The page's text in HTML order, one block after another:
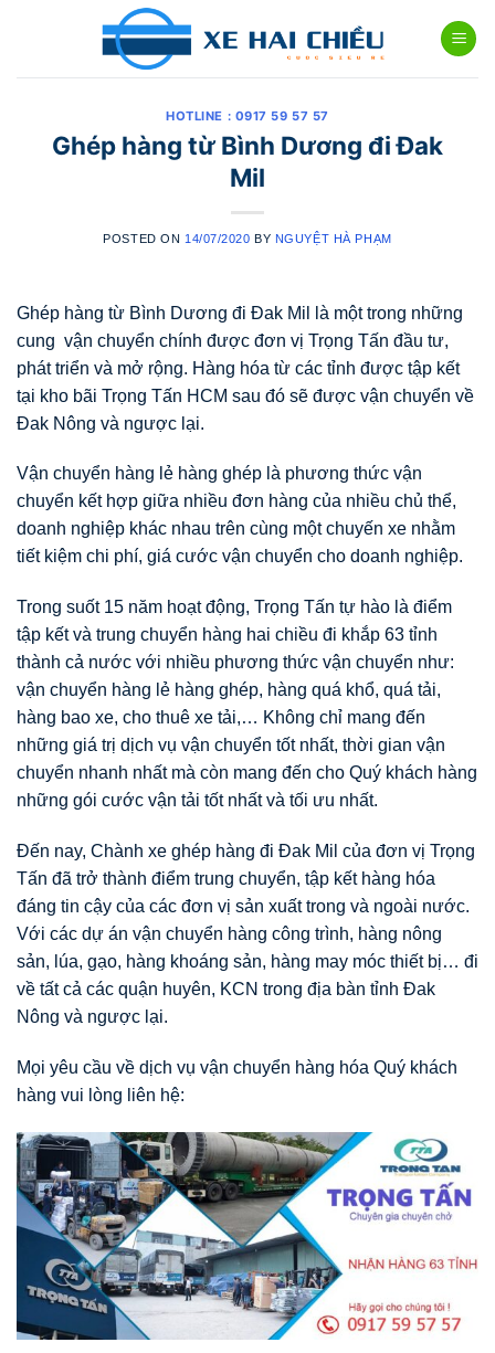
HOTLINE : 0917 59 57 57
Ghép hàng từ Bình Dương đi Đak
Mil
POSTED ON 14/07/2020 BY NGUYỆT HÀ PHẠM
Ghép hàng từ Bình Dương đi Đak Mil là một trong những
cung vận chuyển chính được đơn vị Trọng Tấn đầu tư,
phát triển và mở rộng. Hàng hóa từ các tỉnh được tập kết
tại kho bãi Trọng Tấn HCM sau đó sẽ được vận chuyển về
Đak Nông và ngược lại.
Vận chuyển hàng lẻ hàng ghép là phương thức vận
chuyển kết hợp giữa nhiều đơn hàng của nhiều chủ thể,
doanh nghiệp khác nhau trên cùng một chuyến xe nhằm
tiết kiệm chi phí, giá cước vận chuyển cho doanh nghiệp.
Trong suốt 15 năm hoạt động, Trọng Tấn tự hào là điểm
tập kết và trung chuyển hàng hai chiều đi khắp 63 tỉnh
thành cả nước với nhiều phương thức vận chuyển như:
vận chuyển hàng lẻ hàng ghép, hàng quá khổ, quá tải,
hàng bao xe, cho thuê xe tải,… Không chỉ mang đến
những giá trị dịch vụ vận chuyển tốt nhất, thời gian vận
chuyển nhanh nhất mà còn mang đến cho Quý khách hàng
những gói cước vận tải tốt nhất và tối ưu nhất.
Đến nay, Chành xe ghép hàng đi Đak Mil của đơn vị Trọng
Tấn đã trở thành điểm trung chuyển, tập kết hàng hóa
đáng tin cậy của các đơn vị sản xuất trong và ngoài nước.
Với các dự án vận chuyển hàng công trình, hàng nông
sản, lúa, gạo, hàng khoáng sản, hàng may móc thiết bị… đi
về tất cả các quận huyên, KCN trong địa bàn tỉnh Đak
Nông và ngược lại.
Mọi yêu cầu về dịch vụ vận chuyển hàng hóa Quý khách
hàng vui lòng liên hệ: